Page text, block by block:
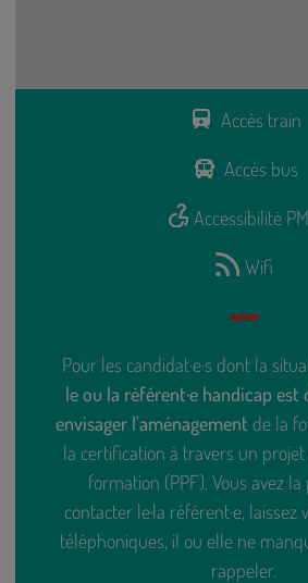
Accès train
Accès bus
Accessibilité
Wifi
Pour les candidat·e·s dont la
le ou la référent·e handicap
envisager l'aménagement de la
la certification à travers un
formation (PPF). Vous avez
contacter le·la référent·e, laissez
téléphoniques, il ou elle ne
rappeler.